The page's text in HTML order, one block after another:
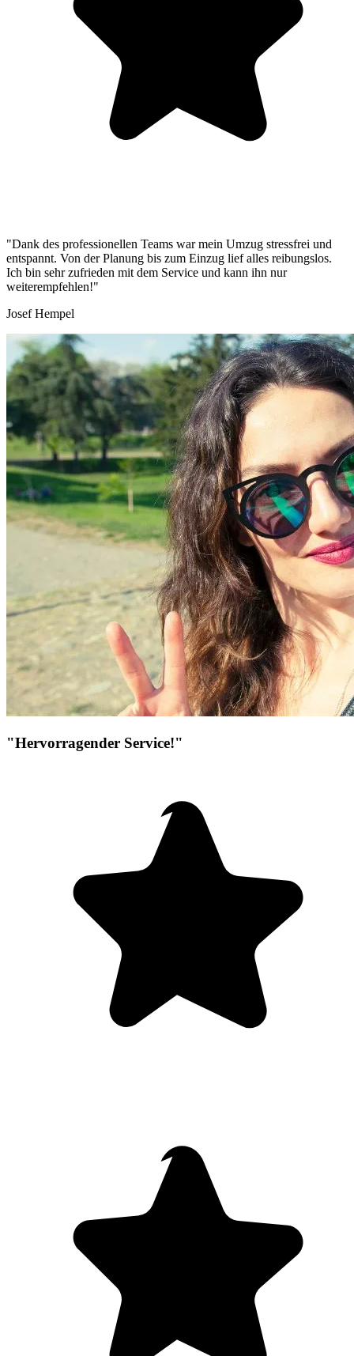
"Dank des professionellen Teams war mein Umzug stressfrei und
entspannt. Von der Planung bis zum Einzug lief alles reibungslos.
Ich bin sehr zufrieden mit dem Service und kann ihn nur
weiterempfehlen!"
Josef Hempel
"Hervorragender Service!"